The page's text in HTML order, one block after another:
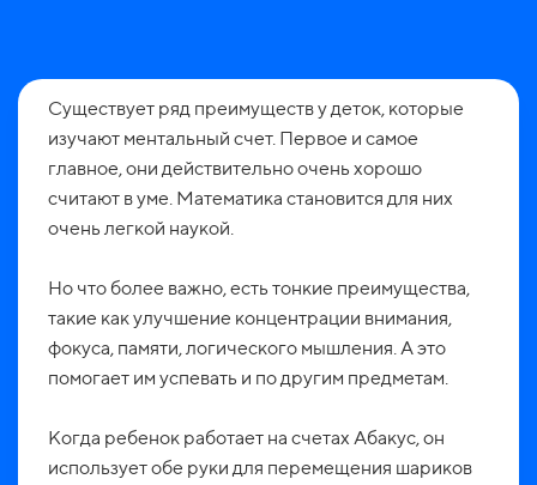
Существует ряд преимуществ у деток, которые
изучают ментальный счет. Первое и самое
главное, они действительно очень хорошо
считают в уме. Математика становится для них
очень легкой наукой.
Но что более важно, есть тонкие преимущества,
такие как улучшение концентрации внимания,
фокуса, памяти, логического мышления. А это
помогает им успевать и по другим предметам.
Когда ребенок работает на счетах Абакус, он
использует обе руки для перемещения шариков